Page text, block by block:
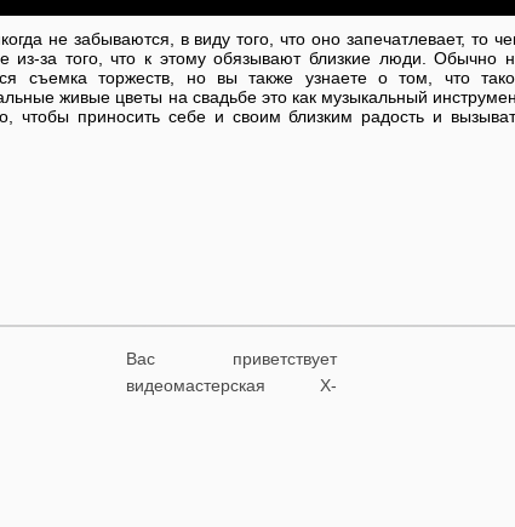
не забываются, в виду того, что оно запечатлевает, то
из-за того, что к этому обязывают близкие люди. Обычно
съемка торжеств, но вы также узнаете о том, что
живые цветы на свадьбе это как музыкальный
чтобы приносить себе и своим близким радость и
Вас приветствует
видеомастерская X-